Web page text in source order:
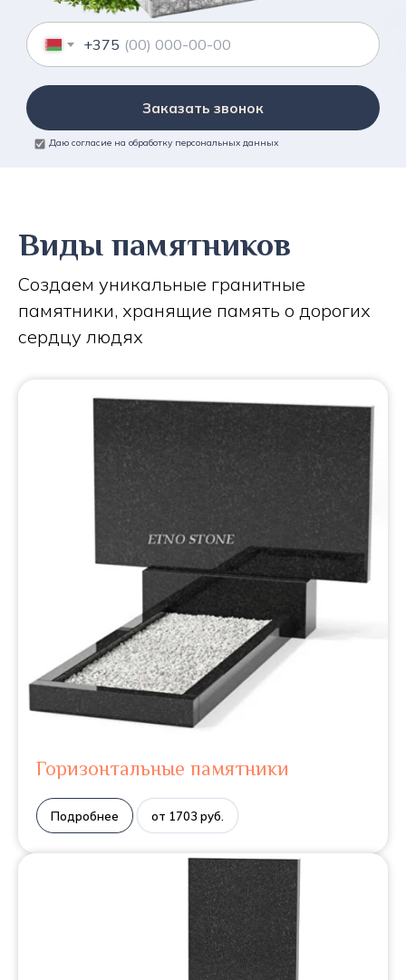
+375
Заказать звонок
Даю согласие на обработку персональных данных
Виды памятников
Создаем уникальные гранитные
памятники, хранящие память о дорогих
сердцу людях
Горизонтальные памятники
Подробнее от 1703 руб.